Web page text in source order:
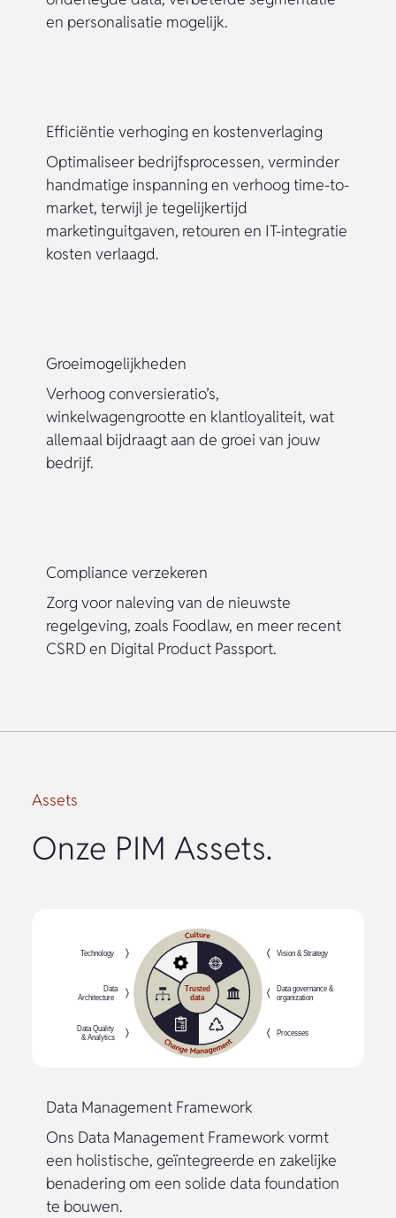
en personalisatie mogelijk.
Efficiëntie verhoging en kostenverlaging
Optimaliseer bedrijfsprocessen, verminder
handmatige inspanning en verhoog time-to-
market, terwijl je tegelijkertijd
marketinguitgaven, retouren en IT-integratie
kosten verlaagd.
Groeimogelijkheden
Verhoog conversieratio’s,
winkelwagengrootte en klantloyaliteit, wat
allemaal bijdraagt aan de groei van jouw
bedrijf.
Compliance verzekeren
Zorg voor naleving van de nieuwste
regelgeving, zoals Foodlaw, en meer recent
CSRD en Digital Product Passport.
Assets
Onze PIM Assets.
Data Management Framework
Ons Data Management Framework vormt
een holistische, geïntegreerde en zakelijke
benadering om een solide data foundation
te bouwen.